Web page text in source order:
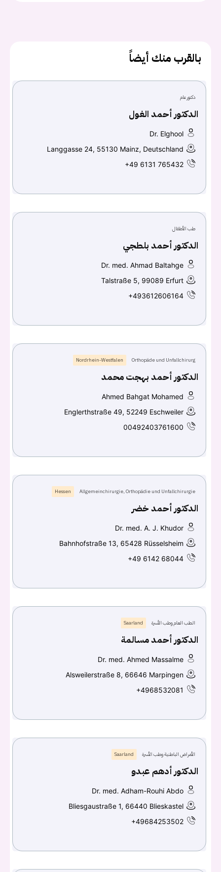
كلمه السر هل نسيت كلمة السر؟
Facebook
Continue with Google
بالقرب منك أيضاً
دكتور عام
الدكتور أحمد الغول
Dr. Elghool
Langgasse 24, 55130 Mainz, Deutschland
+49 6131 765432
طب الأطفال
الدكتور أحمد بلطجي
Dr. med. Ahmad Baltahge
Talstraße 5, 99089 Erfurt
+493612606164
Orthopäde und Unfallchirurg
Nordrhein-Westfalen
الدكتور أحمد بهجت محمد
Ahmed Bahgat Mohamed
Englerthstraße 49, 52249 Eschweiler
00492403761600
Allgemeinchirurgie, Orthopädie und Unfallchirurgie
Hessen
الدكتور أحمد خضر
Dr. med. A. J. Khudor
Bahnhofstraße 13, 65428 Rüsselsheim
+49 6142 68044
الطب العام وطب الأسرة Saarland
الدكتور أحمد مسالمة
Dr. med. Ahmed Massalme
Alsweilerstraße 8, 66646 Marpingen
+4968532081
الأمراض الباطنية وطب الأسرة Saarland
الدكتور أدهم عبدو
Dr. med. Adham-Rouhi Abdo
Bliesgaustraße 1, 66440 Blieskastel
+49684253502